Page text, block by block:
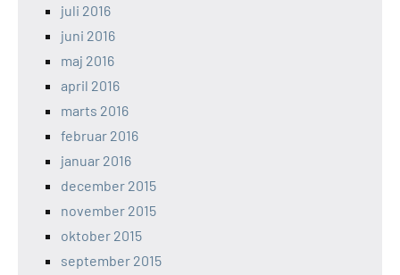
juli 2016
juni 2016
maj 2016
april 2016
marts 2016
februar 2016
januar 2016
december 2015
november 2015
oktober 2015
september 2015